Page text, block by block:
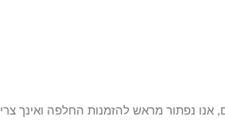
פריט פגום / פגום, אנו נפתור מראש להזמנות